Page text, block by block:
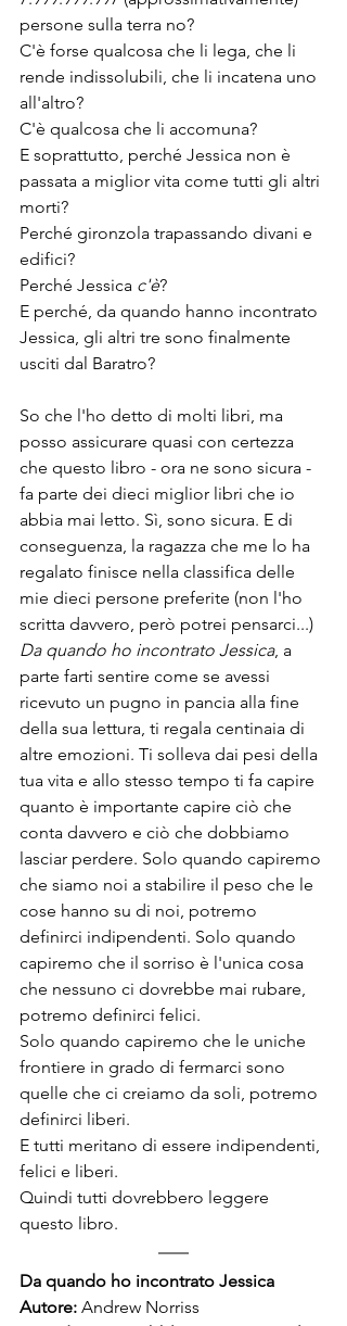
persone sulla terra no?
C'è forse qualcosa che li lega, che li
rende indissolubili, che li incatena uno
all'altro?
C'è qualcosa che li accomuna?
E soprattutto, perché Jessica non è
passata a miglior vita come tutti gli altri
morti?
Perché gironzola trapassando divani e
edifici?
Perché Jessica c'è?
E perché, da quando hanno incontrato
Jessica, gli altri tre sono finalmente
usciti dal Baratro?
So che l'ho detto di molti libri, ma
posso assicurare quasi con certezza
che questo libro - ora ne sono sicura -
fa parte dei dieci miglior libri che io
abbia mai letto. Sì, sono sicura. E di
conseguenza, la ragazza che me lo ha
regalato finisce nella classifica delle
mie dieci persone preferite (non l'ho
scritta davvero, però potrei pensarci...)
Da quando ho incontrato Jessica, a
parte farti sentire come se avessi
ricevuto un pugno in pancia alla fine
della sua lettura, ti regala centinaia di
altre emozioni. Ti solleva dai pesi della
tua vita e allo stesso tempo ti fa capire
quanto è importante capire ciò che
conta davvero e ciò che dobbiamo
lasciar perdere. Solo quando capiremo
che siamo noi a stabilire il peso che le
cose hanno su di noi, potremo
definirci indipendenti. Solo quando
capiremo che il sorriso è l'unica cosa
che nessuno ci dovrebbe mai rubare,
potremo definirci felici.
Solo quando capiremo che le uniche
frontiere in grado di fermarci sono
quelle che ci creiamo da soli, potremo
definirci liberi.
E tutti meritano di essere indipendenti,
felici e liberi.
Quindi tutti dovrebbero leggere
questo libro.
Da quando ho incontrato Jessica
Autore: Andrew Norriss